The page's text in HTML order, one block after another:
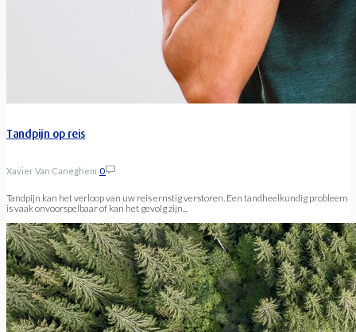
Tandpijn op reis
Xavier Van Caneghem 0
Tandpijn kan het verloop van uw reis ernstig verstoren. Een tandheelkundig probleem
is vaak onvoorspelbaar of kan het gevolg zijn...